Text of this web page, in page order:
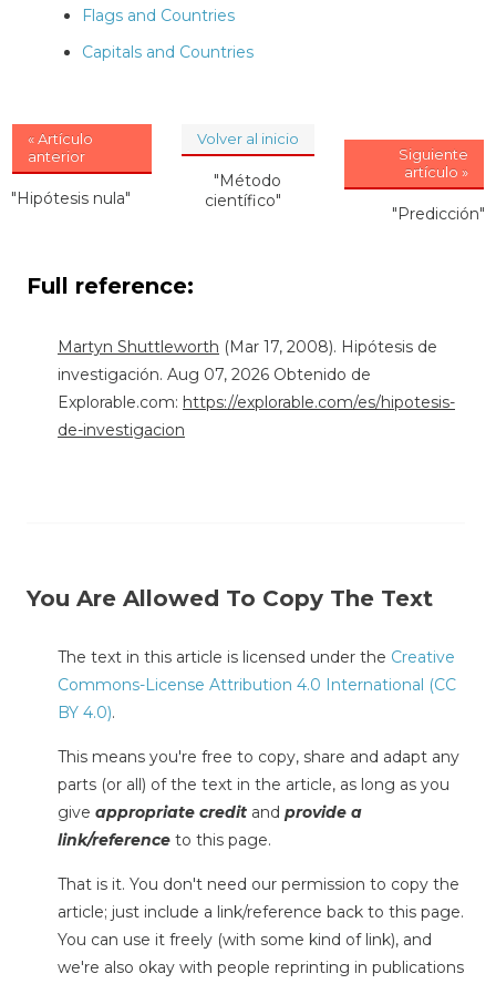
Flags and Countries
Capitals and Countries
« Artículo
anterior
"Hipótesis nula"
Volver al inicio
"Método
científico"
Siguiente
artículo »
"Predicción"
Full reference:
Martyn Shuttleworth (Mar 17, 2008). Hipótesis de
investigación. Aug 07, 2026 Obtenido de
Explorable.com: https://explorable.com/es/hipotesis-
de-investigacion
You Are Allowed To Copy The Text
The text in this article is licensed under the Creative
Commons-License Attribution 4.0 International (CC
BY 4.0).
This means you're free to copy, share and adapt any
parts (or all) of the text in the article, as long as you
give appropriate credit and provide a
link/reference to this page.
That is it. You don't need our permission to copy the
article; just include a link/reference back to this page.
You can use it freely (with some kind of link), and
we're also okay with people reprinting in publications